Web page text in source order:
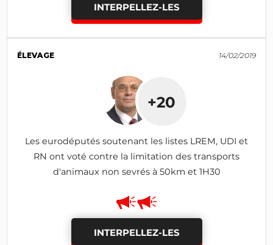
INTERPELLEZ-LES
ÉLEVAGE 14/02/2019
+20
Les eurodéputés soutenant les listes LREM, UDI et
RN ont voté contre la limitation des transports
d'animaux non sevrés à 50km et 1H30
INTERPELLEZ-LES